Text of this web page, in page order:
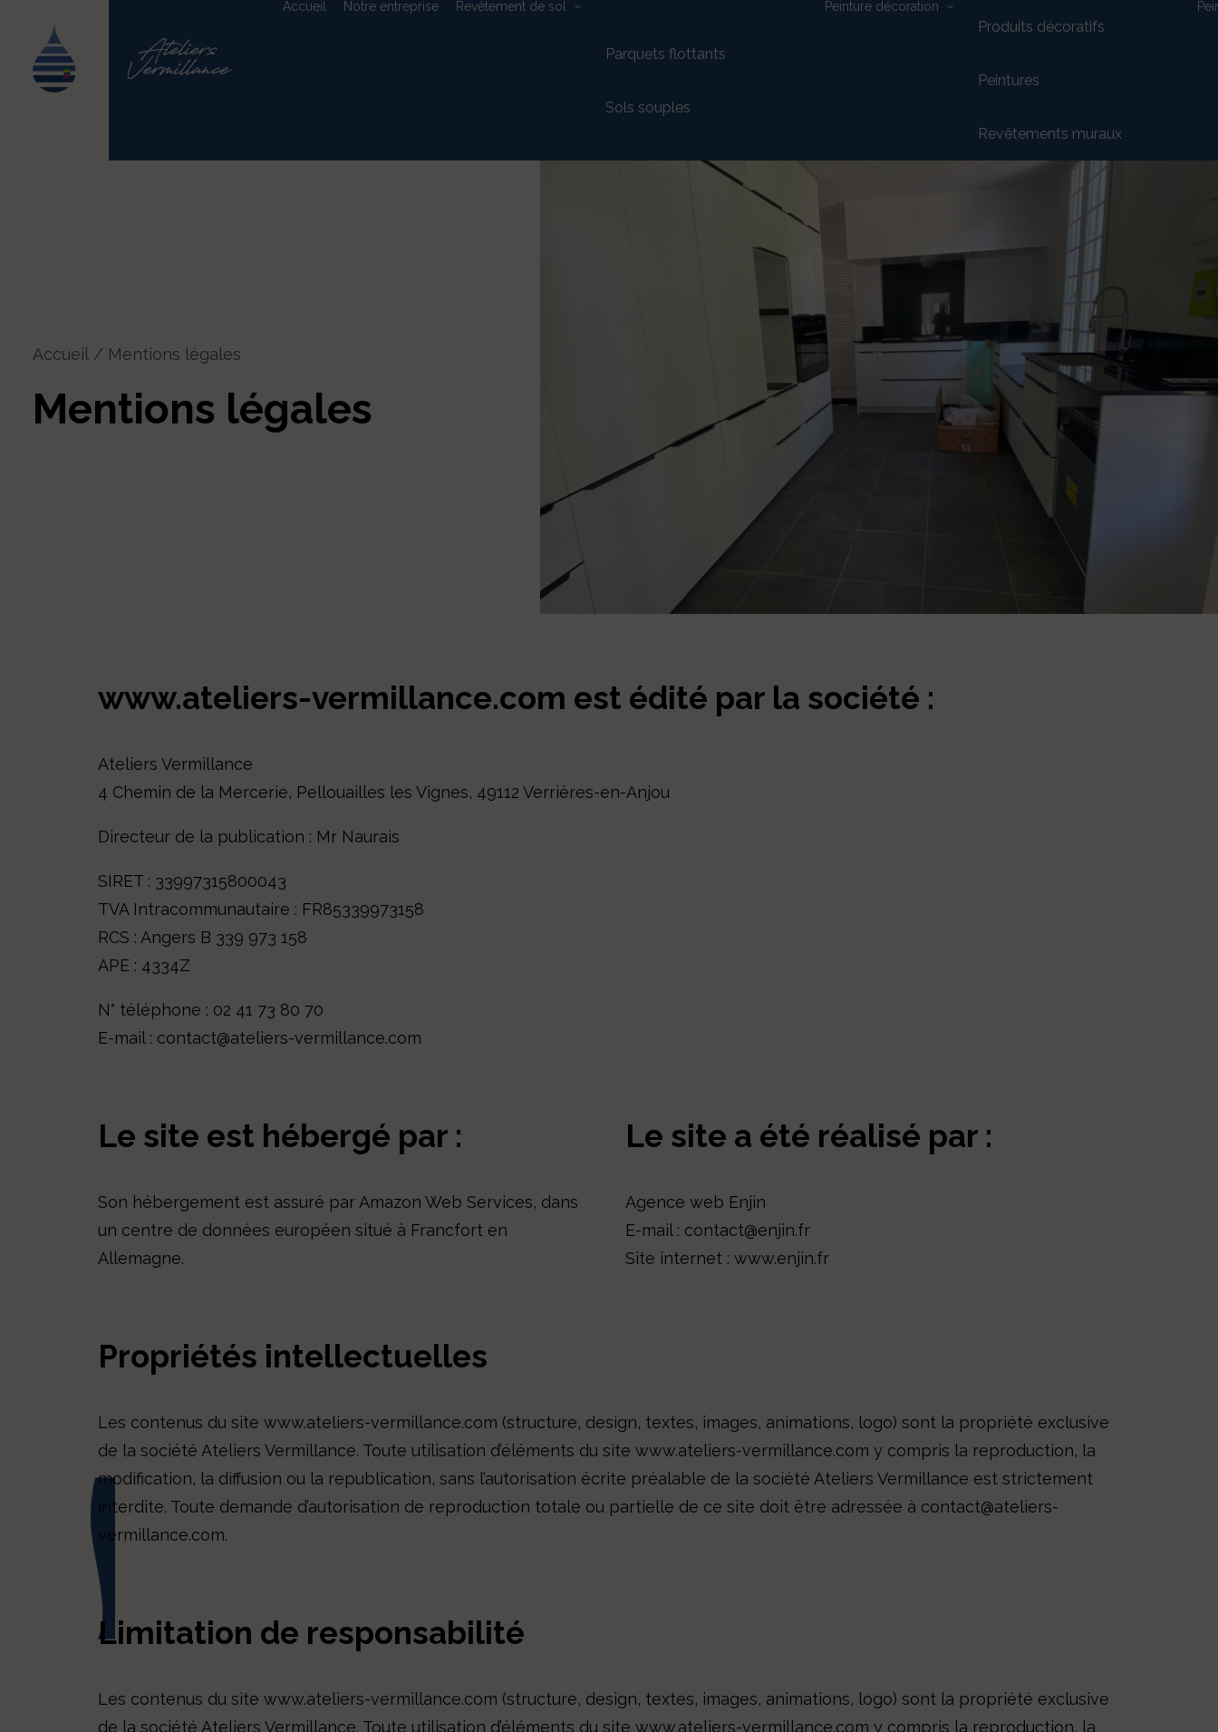
Accueil Notre entreprise Revêtement de sol
Parquets flottants
Sols souples
Peinture décoration
Produits décoratifs
Peintures
Revêtements muraux
Accueil Mentions légales
Mentions légales
www.ateliers-vermillance.com est édité par la société :
Ateliers Vermillance
4 Chemin de la Mercerie, Pellouailles les Vignes, 49112 Verrières-en-Anjou
Directeur de la publication : Mr Naurais
SIRET : 33997315800043
TVA Intracommunautaire : FR85339973158
RCS : Angers B 339 973 158
APE : 4334Z
N° téléphone : 02 41 73 80 70
E-mail : contact@ateliers-vermillance.com
Le site est hébergé par :
Son hébergement est assuré par Amazon Web Services, dans
un centre de données européen situé à Francfort en
Allemagne.
Le site a été réalisé par :
Agence web Enjin
E-mail : contact@enjin.fr
Site internet : www.enjin.fr
Propriétés intellectuelles
Les contenus du site www.ateliers-vermillance.com (structure, design, textes, images, animations, logo) sont la propriété exclusive
de la société Ateliers Vermillance. Toute utilisation d’éléments du site www.ateliers-vermillance.com y compris la reproduction, la
modification, la diffusion ou la republication, sans l’autorisation écrite préalable de la société Ateliers Vermillance est strictement
interdite. Toute demande d’autorisation de reproduction totale ou partielle de ce site doit être adressée à contact@ateliers-
vermillance.com.
Limitation de responsabilité
Les contenus du site www.ateliers-vermillance.com (structure, design, textes, images, animations, logo) sont la propriété exclusive
de la société Ateliers Vermillance. Toute utilisation d’éléments du site www.ateliers-vermillance.com y compris la reproduction, la